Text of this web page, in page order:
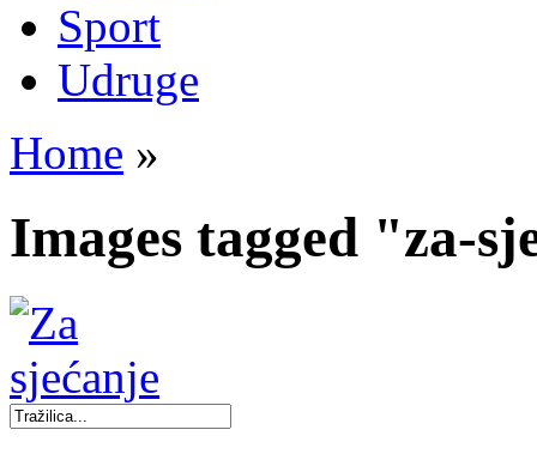
Sport
Udruge
Home »
Images tagged "za-